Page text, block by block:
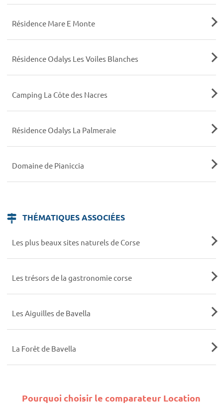
Résidence Mare E Monte
Résidence Odalys Les Voiles Blanches
Camping La Côte des Nacres
Résidence Odalys La Palmeraie
Domaine de Pianiccia
THÉMATIQUES ASSOCIÉES
Les plus beaux sites naturels de Corse
Les trésors de la gastronomie corse
Les Aiguilles de Bavella
La Forêt de Bavella
Pourquoi choisir le comparateur Location